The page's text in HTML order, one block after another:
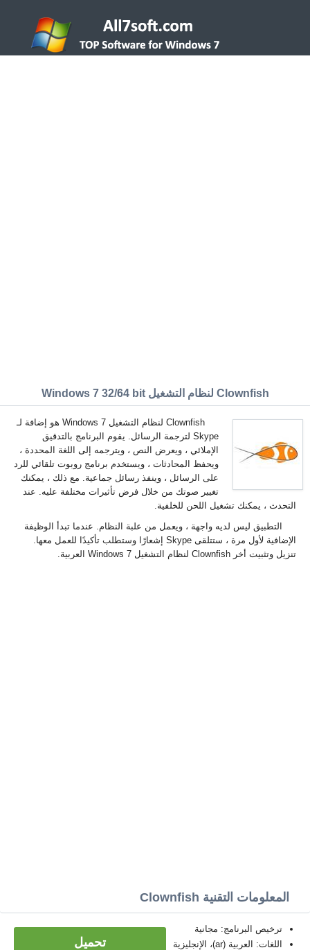
Clownfish لنظام التشغيل Windows 7 32/64 bit
Clownfish لنظام التشغيل Windows 7 هو إضافة لـ
Skype لترجمة الرسائل. يقوم البرنامج بالتدقيق
الإملائي ، ويعرض النص ، ويترجمه إلى اللغة المحددة ،
ويحفظ المحادثات ، ويستخدم برنامج روبوت تلقائي للرد
على الرسائل ، وينفذ رسائل جماعية. مع ذلك ، يمكنك
تغيير صوتك من خلال فرض تأثيرات مختلفة عليه. عند
التحدث ، يمكنك تشغيل اللحن للخلفية.
التطبيق ليس لديه واجهة ، ويعمل من علبة النظام. عندما تبدأ الوظيفة
الإضافية لأول مرة ، ستتلقى Skype إشعارًا وستطلب تأكيدًا للعمل معها.
تنزيل وتثبيت أخر Clownfish لنظام التشغيل Windows 7 العربية.
المعلومات التقنية Clownfish
تحميل
ترخيص البرنامج: مجانية
اللغات: العربية (ar)، الإنجليزية